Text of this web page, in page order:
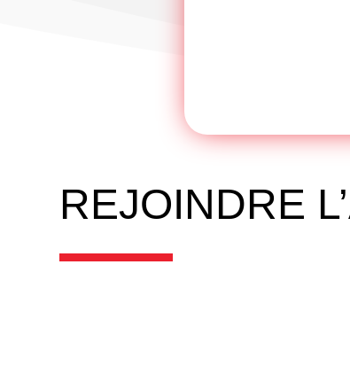
REJOINDRE